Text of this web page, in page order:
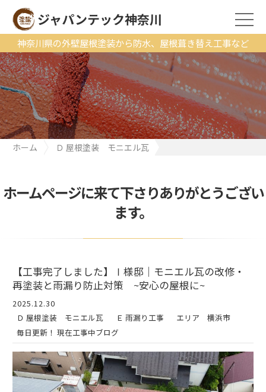
神奈川県の外壁屋根塗装から防水、屋根葺き替え工事など
ジャパンテック神奈川
ホーム
Ｄ 屋根塗装 モニエル瓦
ホームページに来て下さりありがとうござい
ます。
【工事完了しました】Ⅰ様邸｜モニエル瓦の改修・
再塗装と雨漏り防止対策 ~安心の屋根に~
2025.12.30
Ｄ 屋根塗装 モニエル瓦
Ｅ 雨漏り工事
エリア 横浜市
毎日更新！ 現在工事中ブログ